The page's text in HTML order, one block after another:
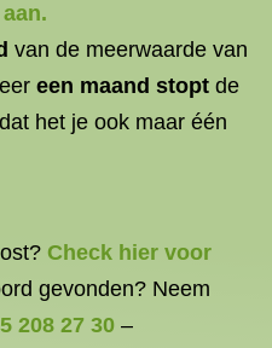
aan.
van de meerwaarde van
een maand stopt de
het je ook maar één
Check hier voor
gevonden? Neem
208 27 30 –